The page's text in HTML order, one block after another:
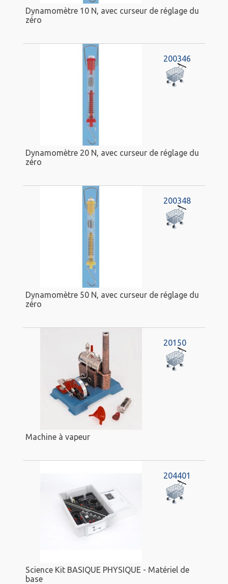
Dynamomètre 10 N, avec curseur de réglage du
zéro
200346
Dynamomètre 20 N, avec curseur de réglage du
zéro
200348
Dynamomètre 50 N, avec curseur de réglage du
zéro
20150
Machine à vapeur
204401
Science Kit BASIQUE PHYSIQUE - Matériel de
base